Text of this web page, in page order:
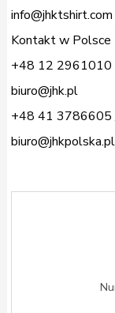
info@jhktshirt.com
Kontakt w Polsce
+48 12 2961010
biuro@jhk.pl
+48 41
biuro@jhkpolska.pl